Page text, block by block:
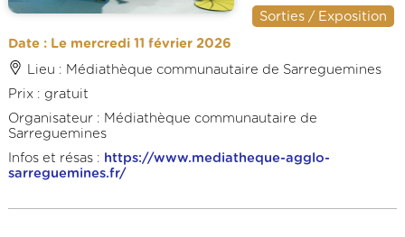
Sorties / Exposition
Date : Le mercredi 11 février 2026
Lieu : Médiathèque communautaire de Sarreguemines
Prix : gratuit
Organisateur : Médiathèque communautaire de
Sarreguemines
Infos et résas : https://www.mediatheque-agglo-
sarreguemines.fr/